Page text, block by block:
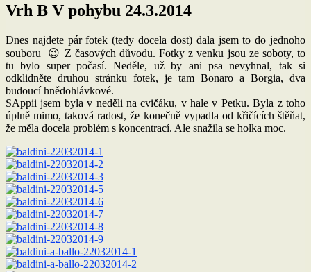
Vrh B V pohybu 24.3.2014
Dnes najdete pár fotek (tedy docela dost) dala jsem to do jednoho
souboru 😉 Z časových důvodu. Fotky z venku jsou ze soboty, to
tu bylo super počasí. Neděle, už by ani psa nevyhnal, tak si
odklidněte druhou stránku fotek, je tam Bonaro a Borgia, dva
budoucí hnědohlávkové.
SAppii jsem byla v neděli na cvičáku, v hale v Petku. Byla z toho
úplně mimo, taková radost, že konečně vypadla od křičících štěňat,
že měla docela problém s koncentrací. Ale snažila se holka moc.